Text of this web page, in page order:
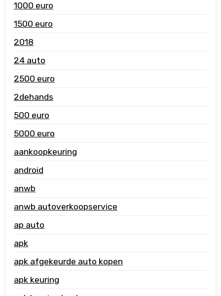
1000 euro
1500 euro
2018
24 auto
2500 euro
2dehands
500 euro
5000 euro
aankoopkeuring
android
anwb
anwb autoverkoopservice
ap auto
apk
apk afgekeurde auto kopen
apk keuring